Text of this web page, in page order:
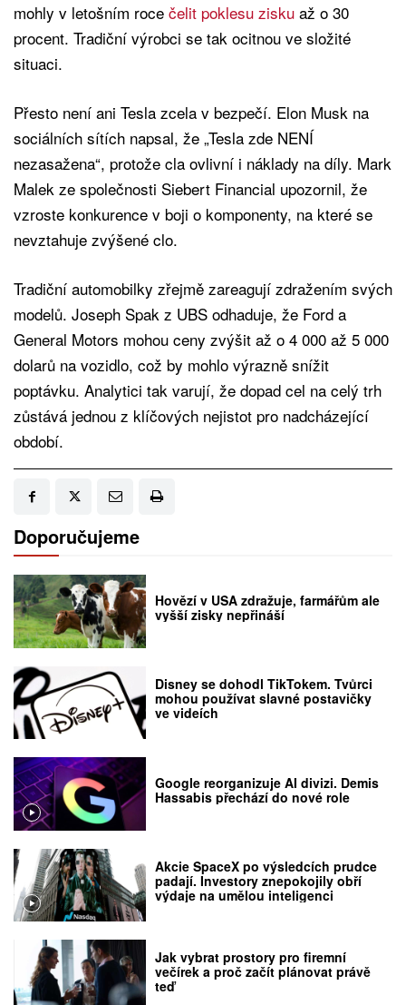
mohly v letošním roce čelit poklesu zisku až o 30
procent. Tradiční výrobci se tak ocitnou ve složité
situaci.
Přesto není ani Tesla zcela v bezpečí. Elon Musk na
sociálních sítích napsal, že „Tesla zde NENÍ
nezasažena“, protože cla ovlivní i náklady na díly. Mark
Malek ze společnosti Siebert Financial upozornil, že
vzroste konkurence v boji o komponenty, na které se
nevztahuje zvýšené clo.
Tradiční automobilky zřejmě zareagují zdražením svých
modelů. Joseph Spak z UBS odhaduje, že Ford a
General Motors mohou ceny zvýšit až o 4 000 až 5 000
dolarů na vozidlo, což by mohlo výrazně snížit
poptávku. Analytici tak varují, že dopad cel na celý trh
zůstává jednou z klíčových nejistot pro nadcházející
období.
Doporučujeme
Hovězí v USA zdražuje, farmářům ale
vyšší zisky nepřináší
Disney se dohodl TikTokem. Tvůrci
mohou používat slavné postavičky
ve videích
Google reorganizuje AI divizi. Demis
Hassabis přechází do nové role
Akcie SpaceX po výsledcích prudce
padají. Investory znepokojily obří
výdaje na umělou inteligenci
Jak vybrat prostory pro firemní
večírek a proč začít plánovat právě
teď